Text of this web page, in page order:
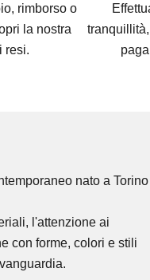
rimborso o
la nostra
resi.
nato a Torino
l'attenzione ai
con forme, colori e stili